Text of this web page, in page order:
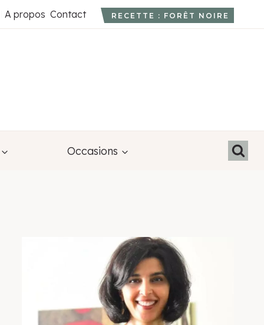
A propos Contact RECETTE : FORÊT NOIRE
Occasions